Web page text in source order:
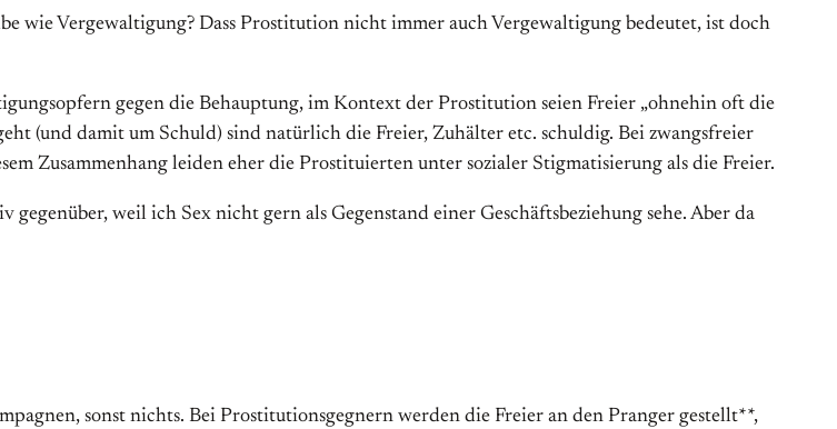
wie Vergewaltigung? Dass Prostitution nicht immer auch Vergewaltigung bedeutet, ist doch
gegen die Behauptung, im Kontext der Prostitution seien Freier „ohnehin oft die
(und damit um Schuld) sind natürlich die Freier, Zuhälter etc. schuldig. Bei zwangsfreier
Zusammenhang leiden eher die Prostituierten unter sozialer Stigmatisierung als die Freier.
weil ich Sex nicht gern als Gegenstand einer Geschäftsbeziehung sehe. Aber da
sonst nichts. Bei Prostitutionsgegnern werden die Freier an den Pranger gestellt**,